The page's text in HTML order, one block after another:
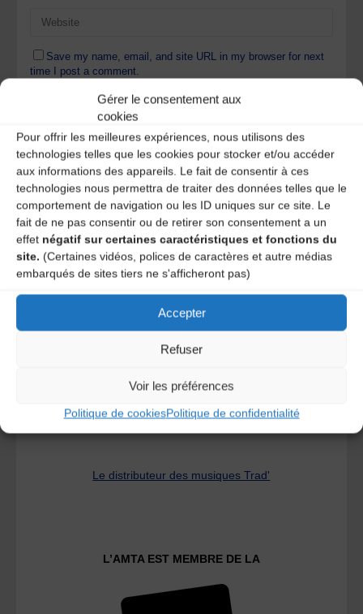
Gérer le consentement aux
cookies
Pour offrir les meilleures expériences, nous utilisons des
technologies telles que les cookies pour stocker et/ou accéder
aux informations des appareils. Le fait de consentir à ces
technologies nous permettra de traiter des données telles que le
comportement de navigation ou les ID uniques sur ce site. Le
fait de ne pas consentir ou de retirer son consentement a un
effet négatif sur certaines caractéristiques et fonctions du
site. (Certaines vidéos, polices de caractères et autre médias
embarqués de sites tiers ne s'afficheront pas)
Accepter
Refuser
Voir les préférences
Politique de cookiesPolitique de confidentialité
Save my name, email, and site URL in my browser for next
time I post a comment.
Ce site utilise Akismet pour réduire les indésirables.En
savoir plus sur la façon dont les données de vos
commentaires sont traitées
A DECOUVRIR :
Le distributeur des musiques Trad'
L’AMTA EST MEMBRE DE LA